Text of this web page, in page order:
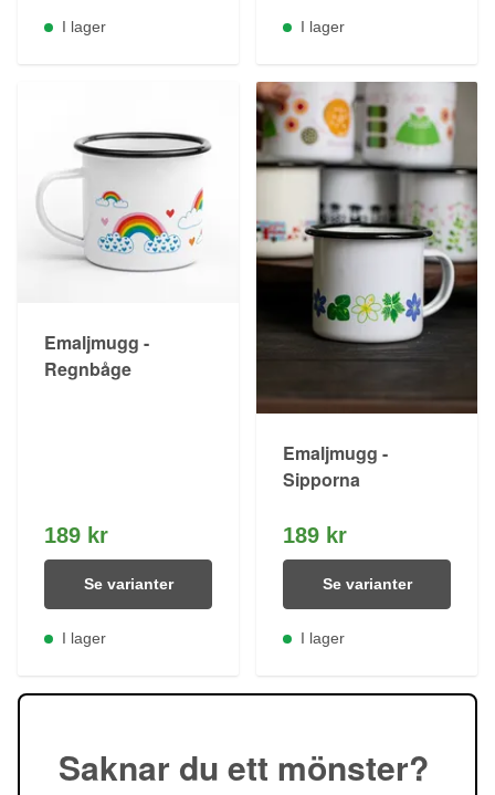
I lager I lager
Emaljmugg -
Regnbåge
189 kr
Se varianter
I lager
Emaljmugg -
Sipporna
189 kr
Se varianter
I lager
Saknar du ett mönster?